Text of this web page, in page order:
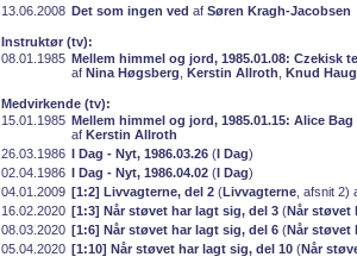
13.06.2008 Det som ingen ved af Søren Kragh-Jacobsen
Instruktør (tv):
08.01.1985 Mellem himmel og jord, 1985.01.08: Czekisk
af Nina Høgsberg Kerstin Allroth Knud
Medvirkende (tv):
15.01.1985 Mellem himmel og jord, 1985.01.15: Alice
af Kerstin Allroth
26.03.1986 I Dag - Nyt, 1986.03.26 (I Dag)
02.04.1986 I Dag - Nyt, 1986.04.02 (I Dag)
04.01.2009 [1:2] Livvagterne, del 2 (Livvagterne , afsnit 2)
16.02.2020 [1:3] Når støvet har lagt sig, del 3 (Når støvet
08.03.2020 [1:6] Når støvet har lagt sig, del 6 (Når støvet
05.04.2020 [1:10] Når støvet har lagt sig, del 10 (Når